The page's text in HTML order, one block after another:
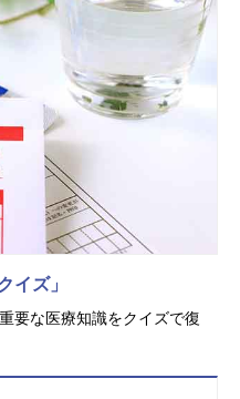
イズ」
要な医療知識をクイズで復